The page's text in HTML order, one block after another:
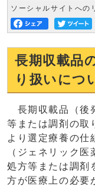
ソーシャルサイトへの
長期収載品
り扱いにつ
長期収載品（後
等または調剤の取
より選定療養の仕
（ジェネリック
処方等または調剤
方が医療上の必要